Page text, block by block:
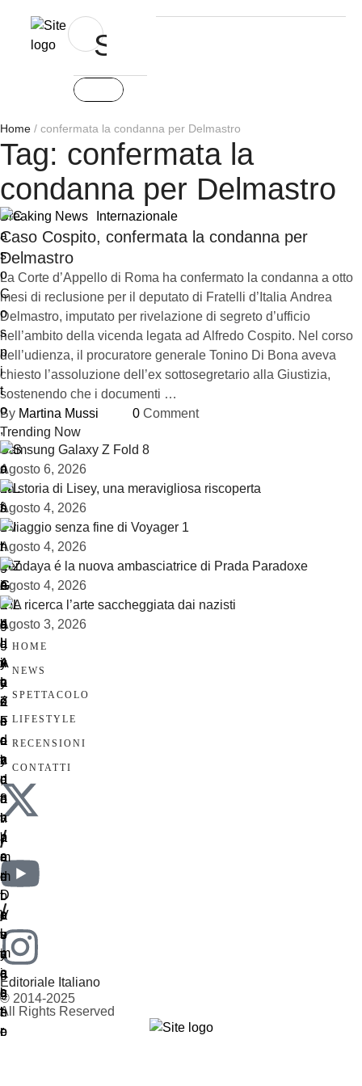
Home / confermata la condanna per Delmastro
Tag: confermata la
condanna per Delmastro
Breaking News Internazionale
Caso Cospito, confermata la condanna per
Delmastro
La Corte d’Appello di Roma ha confermato la condanna a otto
mesi di reclusione per il deputato di Fratelli d’Italia Andrea
Delmastro, imputato per rivelazione di segreto d’ufficio
nell’ambito della vicenda legata ad Alfredo Cospito. Nel corso
dell’udienza, il procuratore generale Tonino Di Bona aveva
chiesto l’assoluzione dell’ex sottosegretario alla Giustizia,
sostenendo che i documenti …
By Martina Mussi 0 Comment
Trending Now
Samsung Galaxy Z Fold 8
Agosto 6, 2026
La storia di Lisey, una meravigliosa riscoperta
Agosto 4, 2026
Il viaggio senza fine di Voyager 1
Agosto 4, 2026
Zendaya é la nuova ambasciatrice di Prada Paradoxe
Agosto 4, 2026
L’IA ricerca l’arte saccheggiata dai nazisti
Agosto 3, 2026
HOME
NEWS
SPETTACOLO
LIFESTYLE
RECENSIONI
CONTATTI
/
/
Editoriale Italiano
© 2014-2025
All Rights Reserved